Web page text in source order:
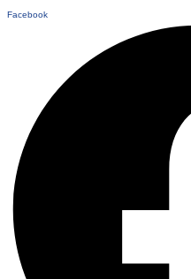
Facebook